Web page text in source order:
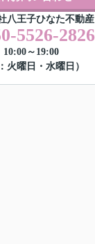
八王子ひなた不動産
5526-2826
10:00～19:00
火曜日・水曜日）